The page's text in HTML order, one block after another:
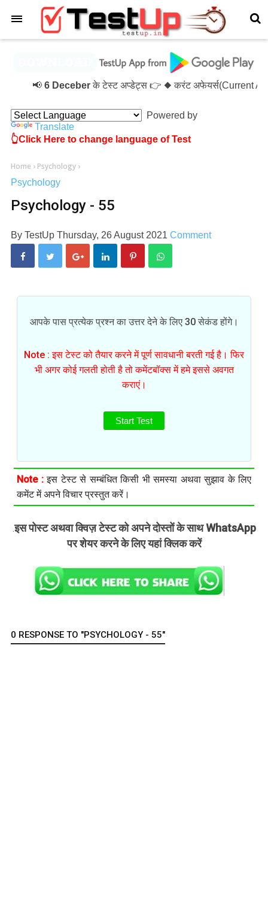
6 Deceberके टेस्ट अप्डेट्स 👉 ◆ करंट अफेयर्स(Current
Powered by
Translate
👆Click Here to change language of Test
Home › Psychology ›
Psychology
Psychology - 55
By TestUp Thursday, 26 August 2021 Comment
आपके पास प्रत्येक प्रश्न का उत्तर देने के लिए 30 सेकंड होंगे।
Note : इस टेस्ट को तैयार करने में पूर्ण सावधानी बरती गई है। फिर
भी अगर कोई गलती होती है तो कमेंटबॉक्स में हमे इससे अवगत
कराएं।
Start Test
Note :इस टेस्ट से सम्बंधित किसी भी समस्या अथवा सुझाव के लिए
कमेंट में अपने विचार प्रस्तुत करें।
.इस पोस्ट अथवा क्विज़ टेस्ट को अपने दोस्तों के साथ WhatsApp
पर शेयर करने के लिए यहां क्लिक करें
0 RESPONSE TO "PSYCHOLOGY - 55"